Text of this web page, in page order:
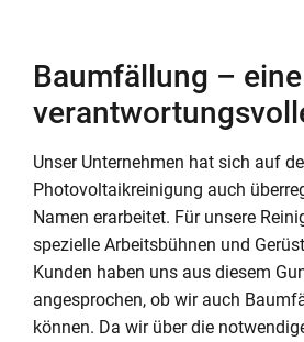
Baumfällung – eine
Unser Unternehmen hat sich auf
Photovoltaikreinigung auch
Namen erarbeitet. Für unsere
spezielle Arbeitsbühnen und
Kunden haben uns aus diesem
angesprochen, ob wir auch
können. Da wir über die